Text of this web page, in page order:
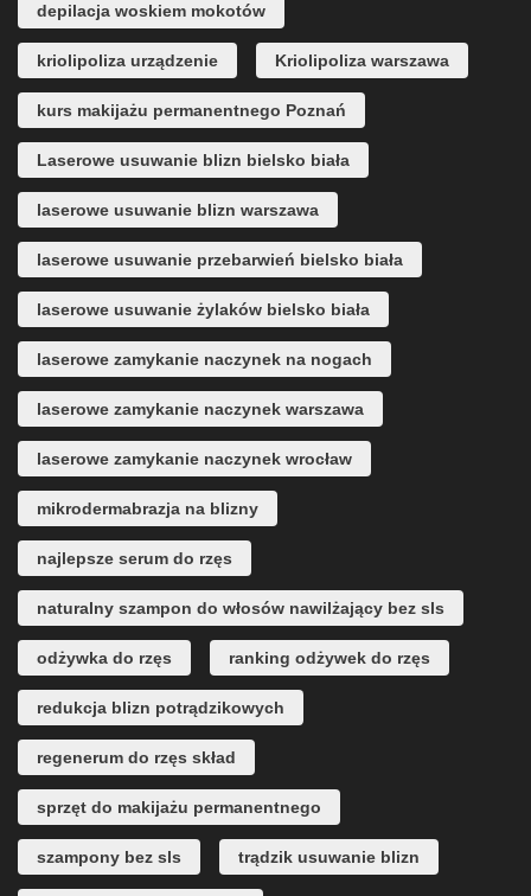
depilacja woskiem mokotów
kriolipoliza urządzenie Kriolipoliza warszawa
kurs makijażu permanentnego Poznań
Laserowe usuwanie blizn bielsko biała
laserowe usuwanie blizn warszawa
laserowe usuwanie przebarwień bielsko biała
laserowe usuwanie żylaków bielsko biała
laserowe zamykanie naczynek na nogach
laserowe zamykanie naczynek warszawa
laserowe zamykanie naczynek wrocław
mikrodermabrazja na blizny
najlepsze serum do rzęs
naturalny szampon do włosów nawilżający bez sls
odżywka do rzęs ranking odżywek do rzęs
redukcja blizn potrądzikowych
regenerum do rzęs skład
sprzęt do makijażu permanentnego
szampony bez sls trądzik usuwanie blizn